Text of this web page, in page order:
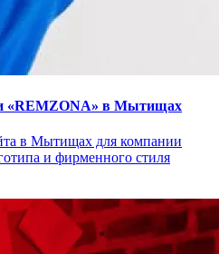
«REMZONA» в Мытищах
в Мытищах для компании
и фирменного стиля